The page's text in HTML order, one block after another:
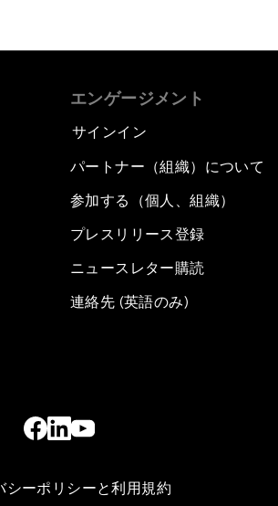
エンゲージメント
サインイン
パートナー（組織）について
参加する（個人、組織）
プレスリリース登録
ニュースレター購読
連絡先 (英語のみ)
シーポリシーと利用規約